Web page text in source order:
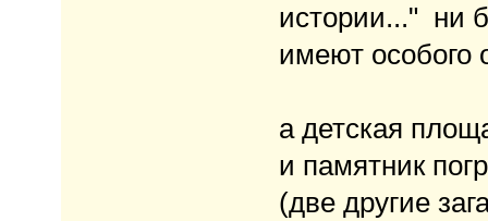
истории..." ни
имеют особого
а детская
и памятник
(две другие